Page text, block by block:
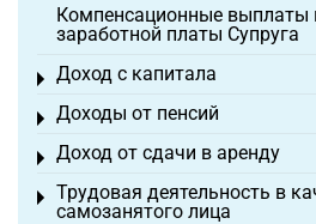
Компенсационные
заработной платы Супруга
Доход с капитала
Toggle menu
Доходы от пенсий
Toggle menu
Доход от сдачи в аренду
Toggle menu
Трудовая деятельность в
самозанятого лица
Toggle menu